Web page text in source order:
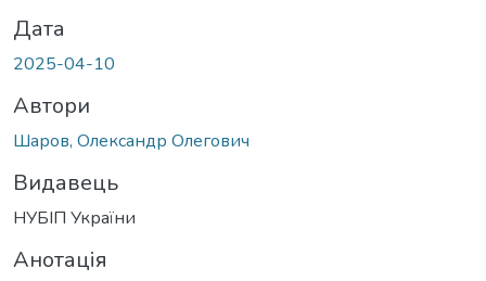
Дата
2025-04-10
Автори
Шаров, Олександр Олегович
Видавець
НУБІП України
Анотація